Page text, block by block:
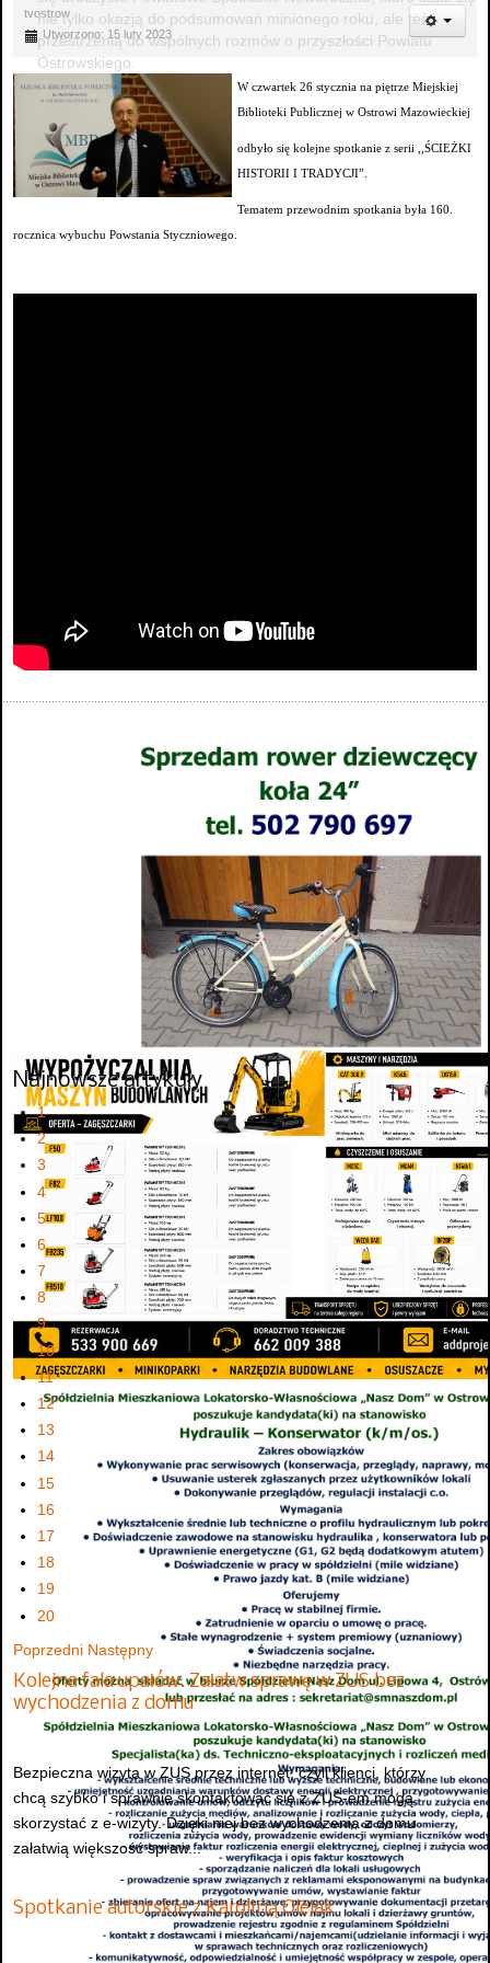
nie tylko okazją do podsumowań minionego roku, ale też
przestrzenią do wspólnych rozmów o przyszłości Powiatu
Ostrowskiego.
tvostrow
Utworzono: 15 luty 2023
W czwartek 26 stycznia na piętrze Miejskiej
Biblioteki Publicznej w Ostrowi Mazowieckiej
odbyło się kolejne spotkanie z serii ,,ŚCIEŻKI
HISTORII I TRADYCJI”.
Tematem przewodnim spotkania była 160.
rocznica wybuchu Powstania Styczniowego.
Najnowsze artykuły
1
2
3
4
5
6
7
8
9
10
11
12
13
14
15
16
17
18
19
20
Poprzedni Następny
Kolejna fala upałów. Załatw sprawę w ZUS bez
wychodzenia z domu
Bezpieczna wizyta w ZUS przez internet, czyli klienci, którzy
chcą szybko i sprawnie skontaktować się z ZUS-em mogą
skorzystać z e-wizyty. Dzięki niej bez wychodzenia z domu
załatwią większość spraw...
Spotkanie autorskie z Karoliną Olejak